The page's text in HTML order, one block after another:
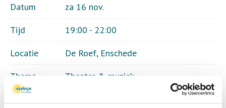
Datum
za 16 nov.
Tijd
19:00 - 22:00
Locatie
De Roef, Enschede
Thema
Theater & muziek